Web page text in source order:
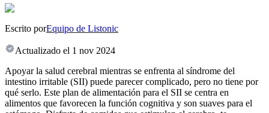
Escrito porEquipo de Listonic
Actualizado el 1 nov 2024
Apoyar la salud cerebral mientras se enfrenta al síndrome del
intestino irritable (SII) puede parecer complicado, pero no tiene por
qué serlo. Este plan de alimentación para el SII se centra en
alimentos que favorecen la función cognitiva y son suaves para el